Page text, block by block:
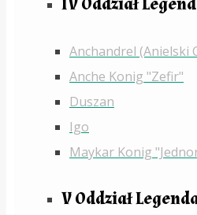
IV Oddział
Anchandrel (Anielski
Anche Konig "Zefir"
Duszan
Igo
Maykar Konig
V Oddział